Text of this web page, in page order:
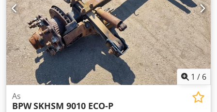
1 / 6
As
BPWSKHSM 9010 ECO-P